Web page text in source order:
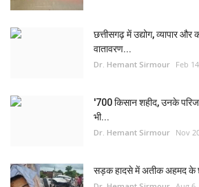
छत्तीसगढ़ में उद्योग, व्यापार और
वातावरण...
Dr. Hemant Sirmour Feb
'700 किसान शहीद, उनके
भी...
Dr. Hemant Sirmour Nov
सड़क हादसे में अतीक अहमद के